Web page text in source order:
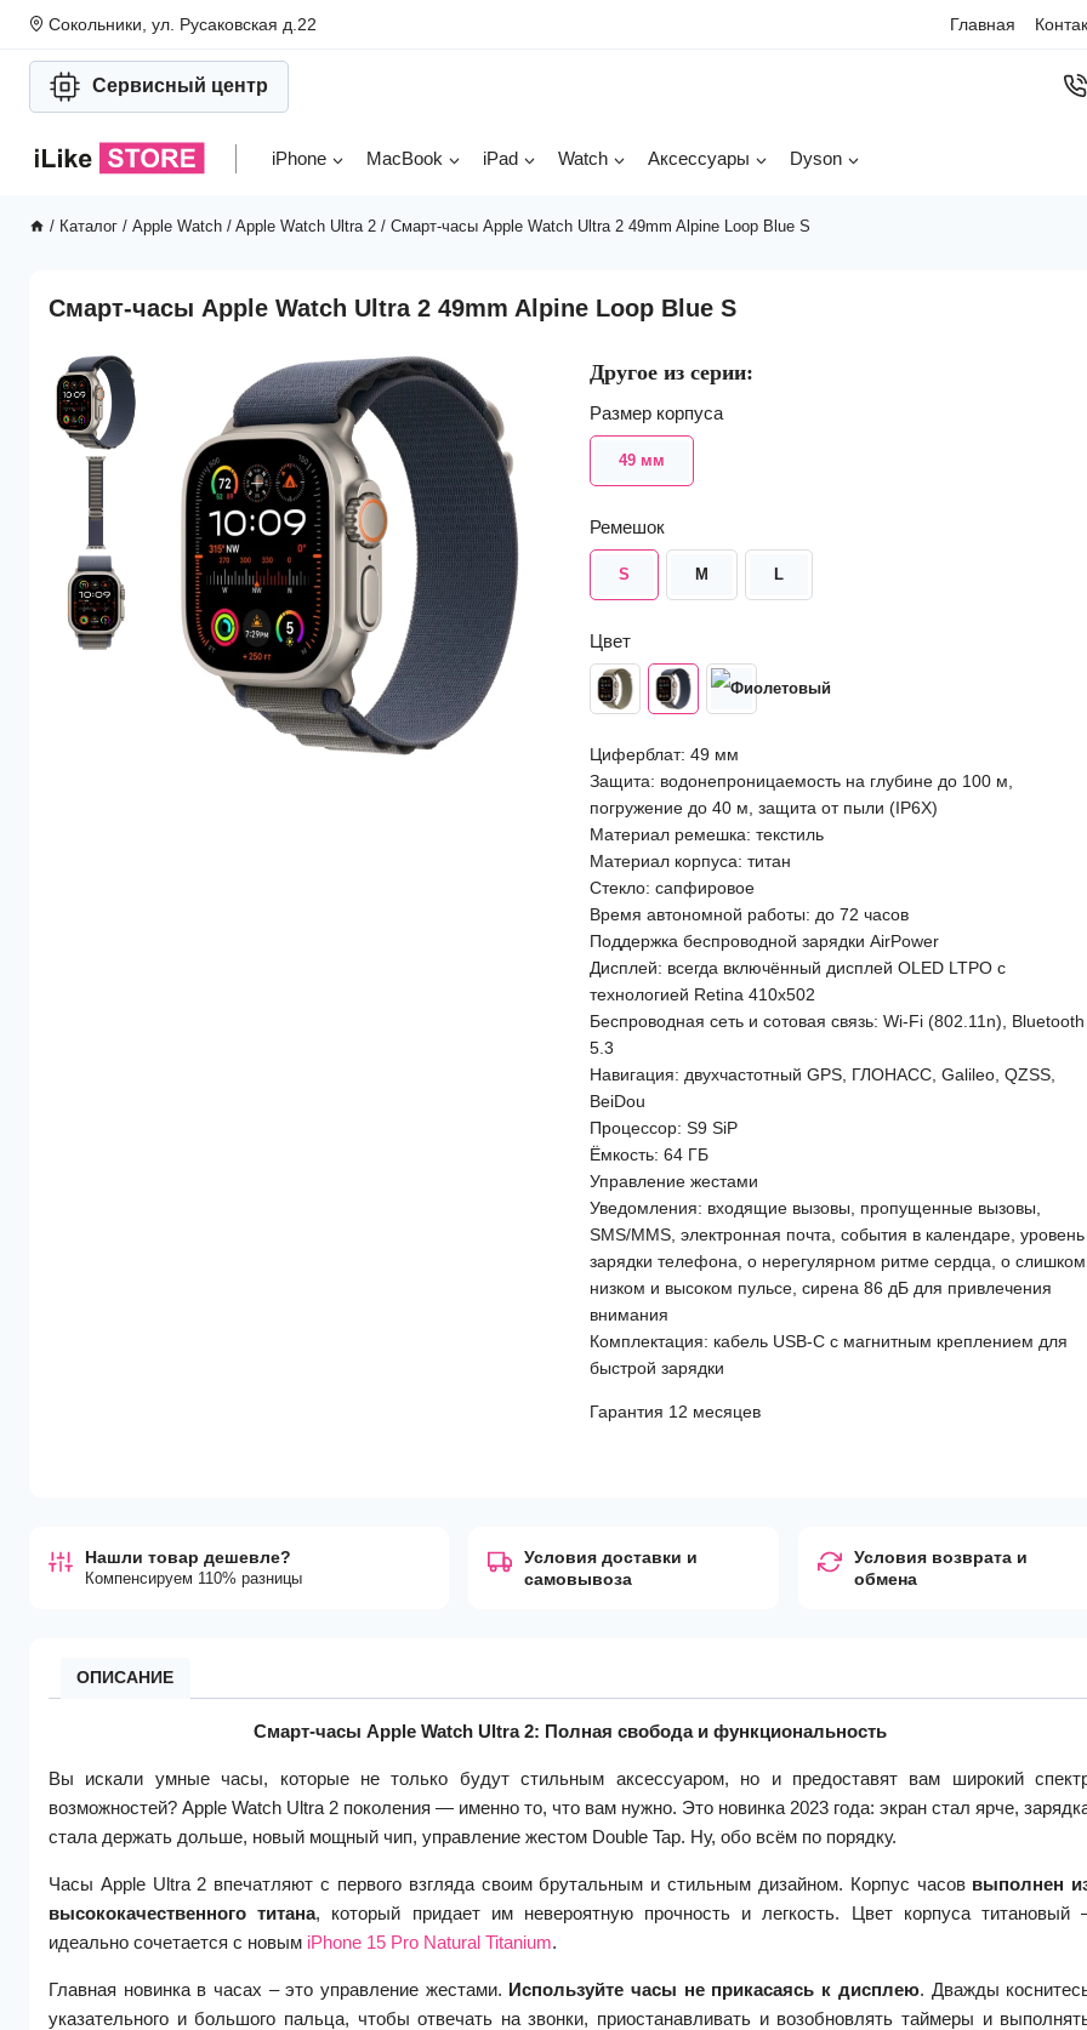
Перейти
содержимому
Сокольники, ул. Русаковская д.22 Главная
Сервисный центр
iPhone MacBook iPad Watch Аксессуары Dyson
/ Каталог / Apple Watch / Apple Watch Ultra 2 / Смарт-часы Apple Watch Ultra 2 49mm Alpine Loop Blue S
Смарт-часы Apple Watch Ultra 2 49mm Alpine Loop Blue S
Другое из серии:
Размер корпуса
49 мм
Ремешок
S M L
Цвет
Циферблат: 49 мм
Защита: водонепроницаемость на глубине до 100 м,
погружение до 40 м, защита от пыли (IP6X)
Материал ремешка: текстиль
Материал корпуса: титан
Стекло: сапфировое
Время автономной работы: до 72 часов
Поддержка беспроводной зарядки AirPower
Дисплей: всегда включённый дисплей OLED LTPO с
технологией Retina 410х502
Беспроводная сеть и сотовая связь: Wi-Fi (802.11n), Bluetooth
5.3
Навигация: двухчастотный GPS, ГЛОНАСС, Galileo, QZSS,
BeiDou
Процессор: S9 SiP
Ёмкость: 64 ГБ
Управление жестами
Уведомления: входящие вызовы, пропущенные вызовы,
SMS/MMS, электронная почта, события в календаре, уровень
зарядки телефона, о нерегулярном ритме сердца, о слишком
низком и высоком пульсе, сирена 86 дБ для привлечения
внимания
Комплектация: кабель USB-C с магнитным креплением для
быстрой зарядки
Гарантия 12 месяцев
Нашли товар дешевле?
Компенсируем 110% разницы
Условия доставки и
самовывоза
Условия возврата и
обмена
ОПИСАНИЕ
Смарт-часы Apple Watch Ultra 2: Полная свобода и функциональность
Вы искали умные часы, которые не только будут стильным аксессуаром, но и предоставят вам широкий
возможностей? Apple Watch Ultra 2 поколения — именно то, что вам нужно. Это новинка 2023 года: экран стал ярче,
стала держать дольше, новый мощный чип, управление жестом Double Tap. Ну, обо всём по порядку.
Часы Apple Ultra 2 впечатляют с первого взгляда своим брутальным и стильным дизайном. Корпус часов выполнен
высококачественного титана, который придает им невероятную прочность и легкость. Цвет корпуса титановый
идеально сочетается с новым iPhone 15 Pro Natural Titanium.
Главная новинка в часах – это управление жестами. Используйте часы не прикасаясь к дисплею. Дважды
указательного и большого пальца, чтобы отвечать на звонки, приостанавливать и возобновлять таймеры и